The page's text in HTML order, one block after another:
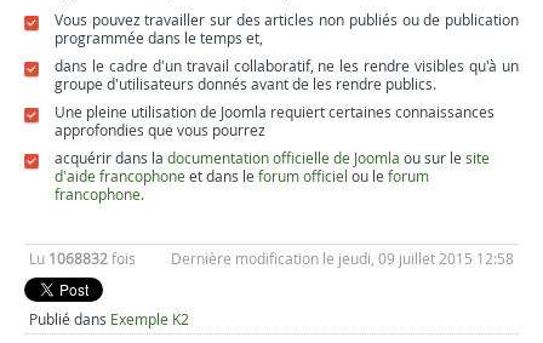
Vous pouvez travailler sur des articles non publiés ou de publication
programmée dans le temps et,
dans le cadre d'un travail collaboratif, ne les rendre visibles qu'à un
groupe d'utilisateurs donnés avant de les rendre publics.
Une pleine utilisation de Joomla requiert certaines connaissances
approfondies que vous pourrez
acquérir dans la documentation officielle de Joomla ou sur le site
d'aide francophone et dans le forum officiel ou le forum
francophone.
Lu 1068832 fois Dernière modification le jeudi, 09 juillet 2015 12:58
Publié dans Exemple K2